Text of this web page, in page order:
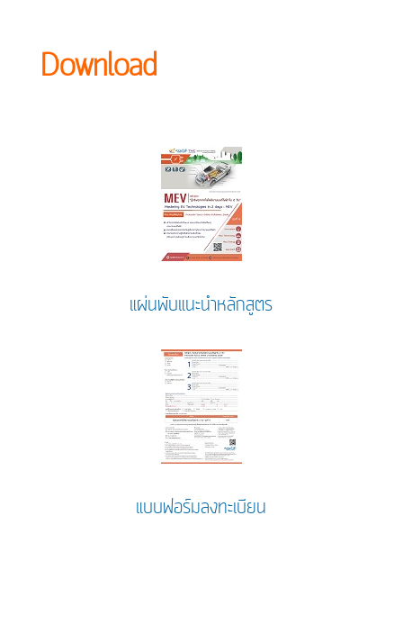
Download
แผ่นพับแนะนำหลักสูตร
แบบฟอร์มลงทะเบียน